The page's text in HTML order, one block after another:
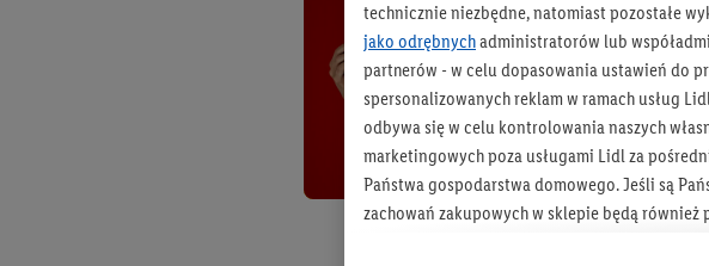
technicznie niezbędne, natomiast pozostałe
jako odrębnychadministratorów lub
partnerów - w celu dopasowania ustawień do
spersonalizowanych reklam w ramach usług
odbywa się w celu kontrolowania naszych
marketingowych poza usługami Lidl za
Państwa gospodarstwa domowego. Jeśli są
zachowań zakupowych w sklepie będą